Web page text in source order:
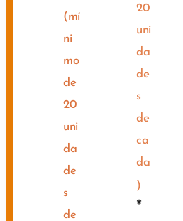
(mí
ni
mo
de
20
uni
da
de
s
de
20
uni
da
de
s
de
ca
da
)
*